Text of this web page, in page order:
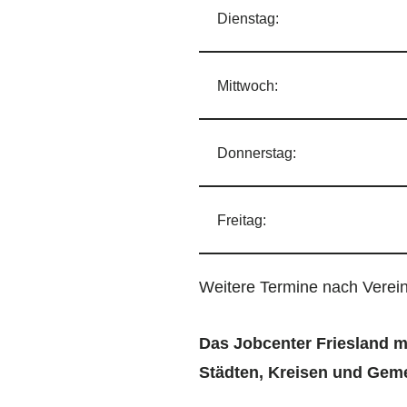
Dienstag:
Mittwoch:
Donnerstag:
Freitag:
Weitere Termine nach
Das Jobcenter Friesland
Städten, Kreisen und